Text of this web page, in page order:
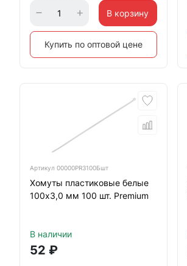
В корзину
Купить по оптовой цене
Артикул 00000PR3100Бшт
Хомуты пластиковые белые
100х3,0 мм 100 шт. Premium
В наличии
52 ₽